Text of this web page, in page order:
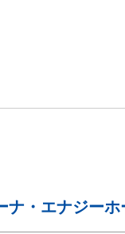
・エナジーホ